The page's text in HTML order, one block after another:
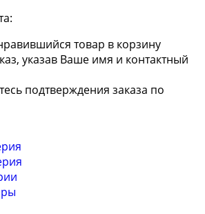
товар в корзину
указав Ваше имя и контактный
подтверждения заказа по